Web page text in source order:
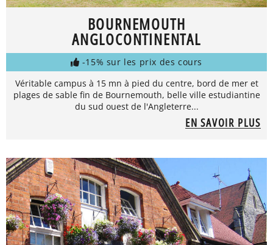
BOURNEMOUTH
ANGLOCONTINENTAL
-15% sur les prix des cours
Véritable campus à 15 mn à pied du centre, bord de mer et
plages de sable fin de Bournemouth, belle ville estudiantine
du sud ouest de l'Angleterre...
EN SAVOIR PLUS